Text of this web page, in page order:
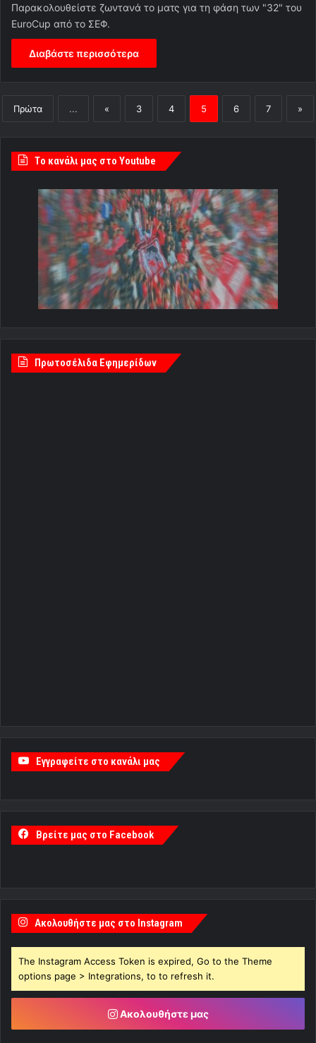
Παρακολουθείστε ζωντανά το ματς για τη φάση των "32" του
EuroCup από το ΣΕΦ.
Διαβάστε περισσότερα
Πρώτα ... « 3 4 5 6 7 »
Tο κανάλι μας στο Youtube
Πρωτοσέλιδα Εφημερίδων
Εγγραφείτε στο κανάλι μας
Βρείτε μας στο Facebook
Ακολουθήστε μας στο Instagram
The Instagram Access Token is expired, Go to the Theme
options page > Integrations, to to refresh it.
Ακολουθήστε μας